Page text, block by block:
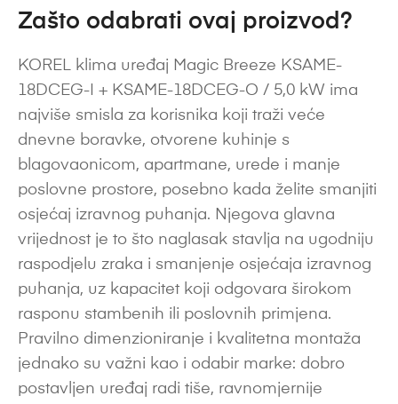
Zašto odabrati ovaj proizvod?
KOREL klima uređaj Magic Breeze KSAME-
18DCEG-I + KSAME-18DCEG-O / 5,0 kW ima
najviše smisla za korisnika koji traži veće
dnevne boravke, otvorene kuhinje s
blagovaonicom, apartmane, urede i manje
poslovne prostore, posebno kada želite smanjiti
osjećaj izravnog puhanja. Njegova glavna
vrijednost je to što naglasak stavlja na ugodniju
raspodjelu zraka i smanjenje osjećaja izravnog
puhanja, uz kapacitet koji odgovara širokom
rasponu stambenih ili poslovnih primjena.
Pravilno dimenzioniranje i kvalitetna montaža
jednako su važni kao i odabir marke: dobro
postavljen uređaj radi tiše, ravnomjernije